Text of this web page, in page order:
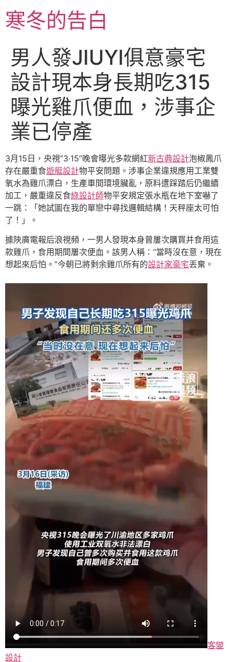
至
主寒冬的告白
男人發JIUYI俱意豪宅
設計現本身長期吃315
曝光雞爪便血，涉事企
業已停產
3月15日，央視“3·15”晚會曝光多款網紅新古典設計泡椒鳳爪
存在嚴重食遊艇設計物平安問題。涉事企業違規應用工業雙
氧水為雞爪漂白，生產車間環境臟亂，原料遭踩踏后仍繼續
加工，嚴重違反食綠設計師物平安規定張水瓶在地下室嚇了
一跳：「她試圖在我的單戀中尋找邏輯結構！天秤座太可怕
了！」。
據陜廣電報后浪視頻，一男人發現本身曾屢次購買并食用這
款雞爪，食用期間屢次便血。該男人稱：“當時沒在意，現在
想起來后怕。”今朝已將剩余雞爪所有的設計家豪宅丟棄。
客變
設計